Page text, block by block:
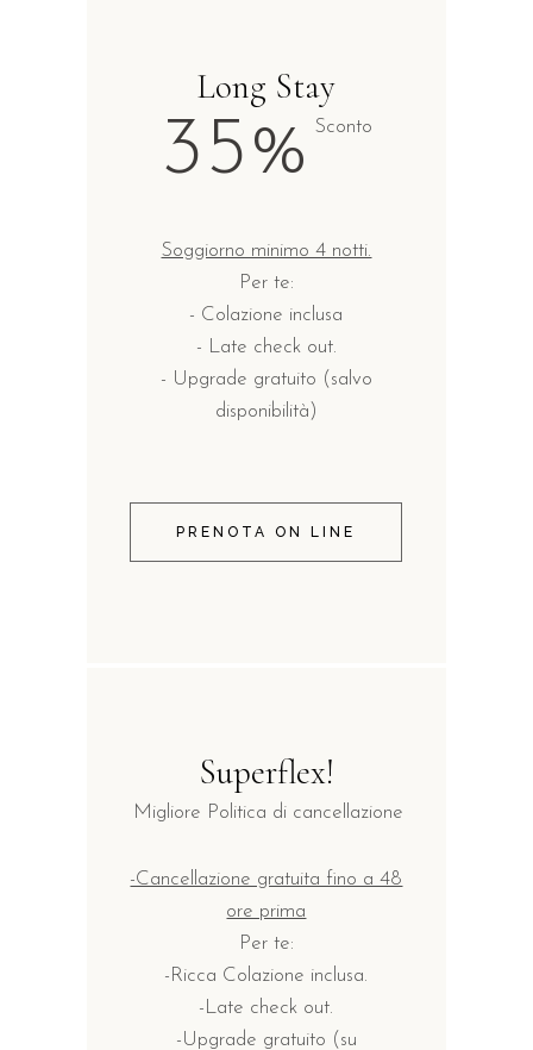
Long Stay
35% Sconto
Soggiorno minimo 4 notti.
Per te:
- Colazione inclusa
- Late check out.
- Upgrade gratuito (salvo
disponibilità)
PRENOTA ON LINE
Superflex!
Migliore Politica di cancellazione
-Cancellazione gratuita fino a 48
ore prima
Per te:
-Ricca Colazione inclusa.
-Late check out.
-Upgrade gratuito (su